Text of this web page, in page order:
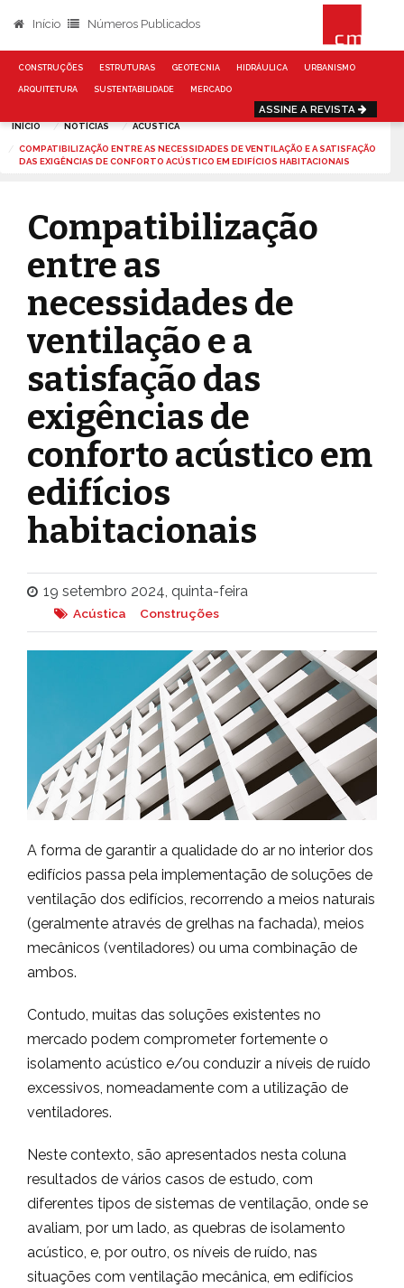
Início Números Publicados
CONSTRUÇÕES ESTRUTURAS GEOTECNIA HIDRÁULICA URBANISMO
ARQUITETURA SUSTENTABILIDADE MERCADO
ASSINE A REVISTA
INÍCIO NOTÍCIAS ACUSTICA
COMPATIBILIZAÇÃO ENTRE AS NECESSIDADES DE VENTILAÇÃO E A SATISFAÇÃO
DAS EXIGÊNCIAS DE CONFORTO ACÚSTICO EM EDIFÍCIOS HABITACIONAIS
Compatibilização
entre as
necessidades de
ventilação e a
satisfação das
exigências de
conforto acústico em
edifícios
habitacionais
19 setembro 2024, quinta-feira
Acústica Construções
A forma de garantir a qualidade do ar no interior dos
edifícios passa pela implementação de soluções de
ventilação dos edifícios, recorrendo a meios naturais
(geralmente através de grelhas na fachada), meios
mecânicos (ventiladores) ou uma combinação de
ambos.
Contudo, muitas das soluções existentes no
mercado podem comprometer fortemente o
isolamento acústico e/ou conduzir a níveis de ruído
excessivos, nomeadamente com a utilização de
ventiladores.
Neste contexto, são apresentados nesta coluna
resultados de vários casos de estudo, com
diferentes tipos de sistemas de ventilação, onde se
avaliam, por um lado, as quebras de isolamento
acústico, e, por outro, os níveis de ruído, nas
situações com ventilação mecânica, em edifícios